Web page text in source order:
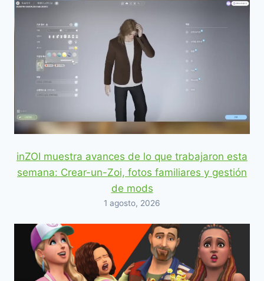
inZOI muestra avances de lo que trabajaron esta
semana: Crear-un-Zoi, fotos familiares y gestión
de mods
1 agosto, 2026